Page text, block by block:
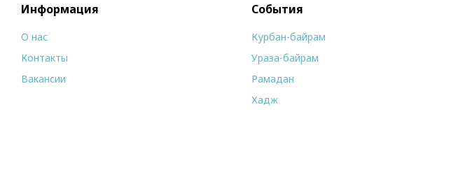
Информация
О нас
Контакты
Вакансии
События
Курбан-байрам
Ураза-байрам
Рамадан
Хадж